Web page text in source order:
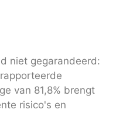
niet gegarandeerd:
van 81,8% brengt
risico's en